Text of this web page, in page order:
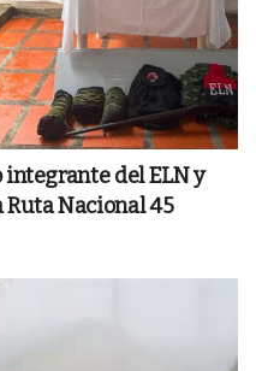
del ELN y
Ruta Nacional 45